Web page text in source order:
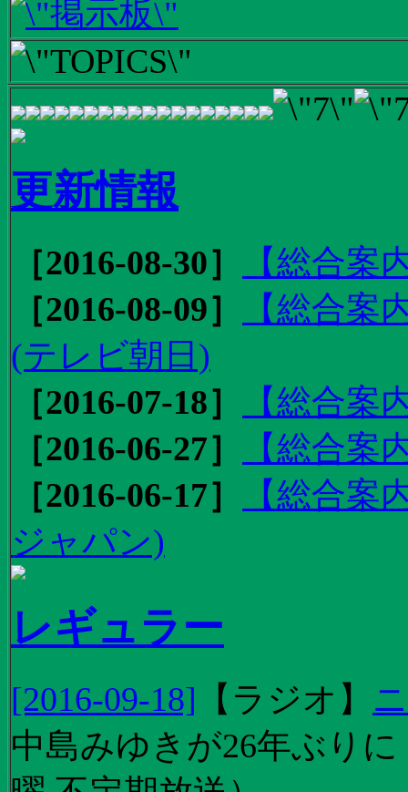
更新情報
［2016-08-30］
【総合
［2016-08-09］
【総合
(テレビ朝日)
［2016-07-18］
【総合案
［2016-06-27］
【総合案
［2016-06-17］
【総合
ジャパン)
レギュラー
[2016-09-18] 【 ラジオ 】
中島みゆきが26年ぶり